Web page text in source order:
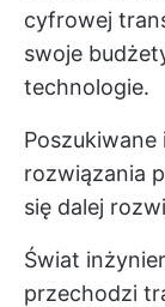
cyfrowej
swoje
technologie.
rozwiązania
się dalej
Świat
przechodzi